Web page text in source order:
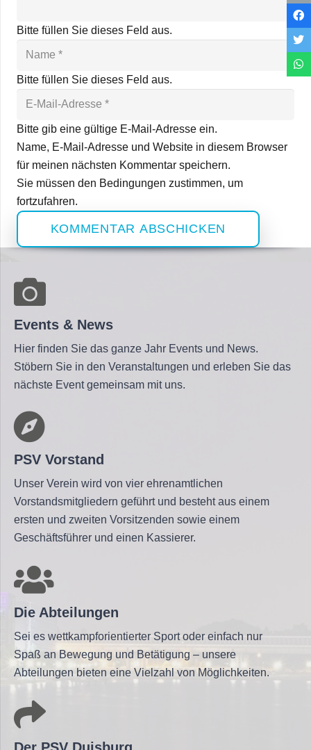
Bitte füllen Sie dieses Feld aus.
Bitte füllen Sie dieses Feld aus.
Bitte gib eine gültige E-Mail-Adresse ein.
Name, E-Mail-Adresse und Website in diesem Browser
für meinen nächsten Kommentar speichern.
Sie müssen den Bedingungen zustimmen, um
fortzufahren.
KOMMENTAR ABSCHICKEN
Events & News
Hier finden Sie das ganze Jahr Events und News.
Stöbern Sie in den Veranstaltungen und erleben Sie das
nächste Event gemeinsam mit uns.
PSV Vorstand
Unser Verein wird von vier ehrenamtlichen
Vorstandsmitgliedern geführt und besteht aus einem
ersten und zweiten Vorsitzenden sowie einem
Geschäftsführer und einen Kassierer.
Die Abteilungen
Sei es wettkampforientierter Sport oder einfach nur
Spaß an Bewegung und Betätigung – unsere
Abteilungen bieten eine Vielzahl von Möglichkeiten.